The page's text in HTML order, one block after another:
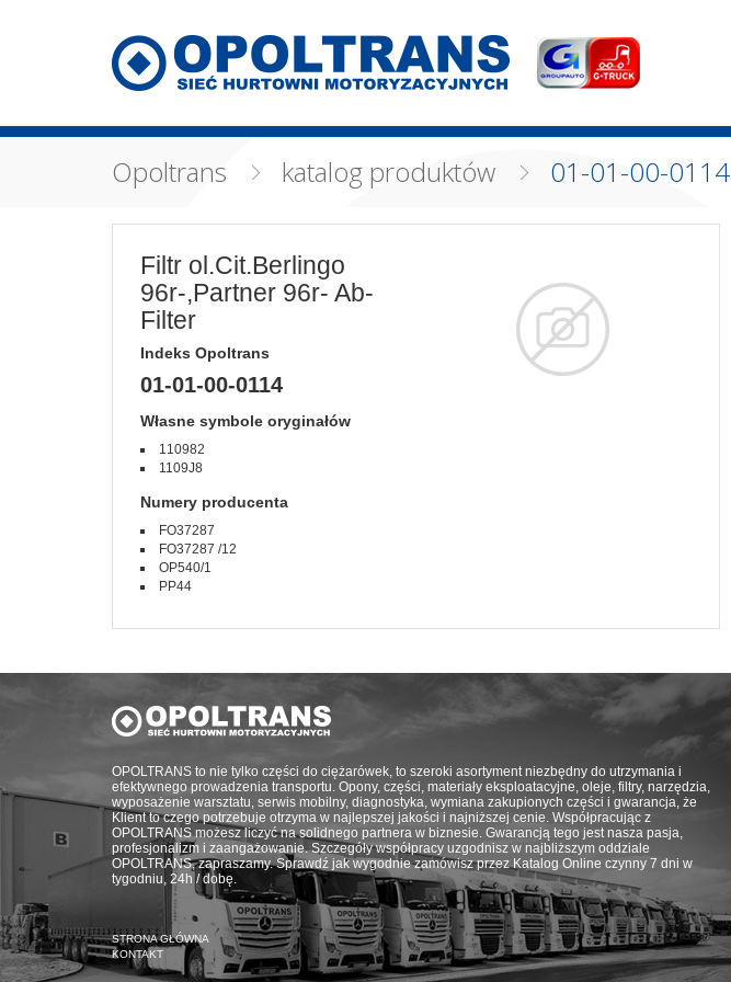
Opoltrans katalog produktów 01-01-00-0114
Filtr ol.Cit.Berlingo
96r-,Partner 96r- Ab-
Filter
Indeks Opoltrans
01-01-00-0114
Własne symbole oryginałów
110982
1109J8
Numery producenta
FO37287
FO37287 /12
OP540/1
PP44
OPOLTRANS to nie tylko części do ciężarówek, to szeroki asortyment niezbędny do utrzymania i
efektywnego prowadzenia transportu. Opony, części, materiały eksploatacyjne, oleje, filtry, narzędzia,
wyposażenie warsztatu, serwis mobilny, diagnostyka, wymiana zakupionych części i gwarancja, że
Klient to czego potrzebuje otrzyma w najlepszej jakości i najniższej cenie. Współpracując z
OPOLTRANS możesz liczyć na solidnego partnera w biznesie. Gwarancją tego jest nasza pasja,
profesjonalizm i zaangażowanie. Szczegóły współpracy uzgodnisz w najbliższym oddziale
OPOLTRANS, zapraszamy. Sprawdź jak wygodnie zamówisz przez Katalog Online czynny 7 dni w
tygodniu, 24h / dobę.
STRONA GŁÓWNA
KONTAKT